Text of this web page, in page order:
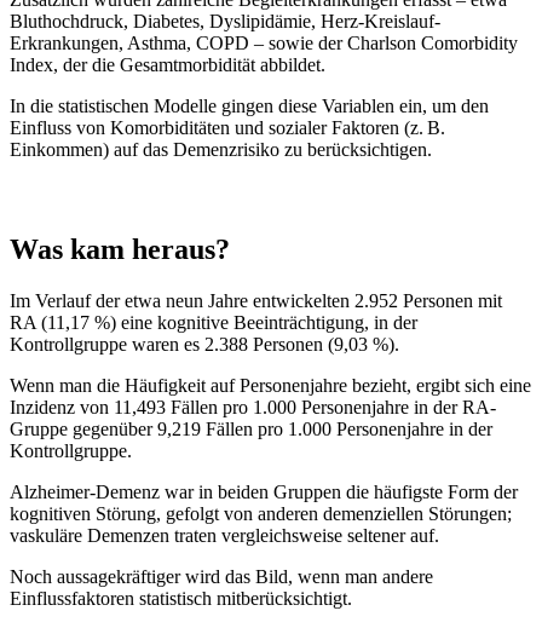
Bluthochdruck, Diabetes, Dyslipidämie, Herz-Kreislauf-
Erkrankungen, Asthma, COPD – sowie der Charlson Comorbidity
Index, der die Gesamtmorbidität abbildet.
In die statistischen Modelle gingen diese Variablen ein, um den
Einfluss von Komorbiditäten und sozialer Faktoren (z. B.
Einkommen) auf das Demenzrisiko zu berücksichtigen.
Was kam heraus?
Im Verlauf der etwa neun Jahre entwickelten 2.952 Personen mit
RA (11,17 %) eine kognitive Beeinträchtigung, in der
Kontrollgruppe waren es 2.388 Personen (9,03 %).
Wenn man die Häufigkeit auf Personenjahre bezieht, ergibt sich eine
Inzidenz von 11,493 Fällen pro 1.000 Personenjahre in der RA-
Gruppe gegenüber 9,219 Fällen pro 1.000 Personenjahre in der
Kontrollgruppe.
Alzheimer-Demenz war in beiden Gruppen die häufigste Form der
kognitiven Störung, gefolgt von anderen demenziellen Störungen;
vaskuläre Demenzen traten vergleichsweise seltener auf.
Noch aussagekräftiger wird das Bild, wenn man andere
Einflussfaktoren statistisch mitberücksichtigt.